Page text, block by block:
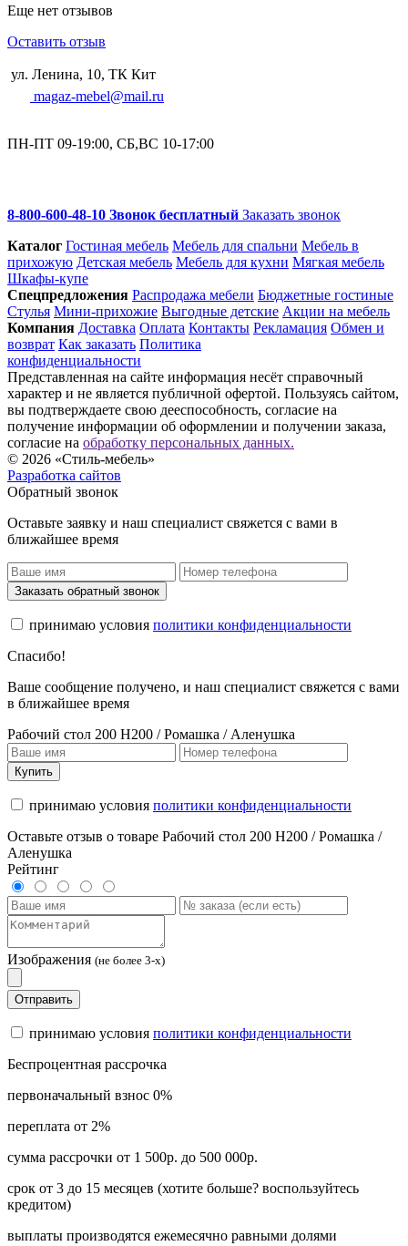
Еще нет отзывов
Оставить отзыв
ул. Ленина, 10, ТК Кит
magaz-mebel@mail.ru
ПН-ПТ 09-19:00, СБ,ВС 10-17:00
8-800-600-48-10 Звонок бесплатный Заказать звонок
Каталог Гостиная мебель Мебель для спальни Мебель в
прихожую Детская мебель Мебель для кухни Мягкая мебель
Шкафы-купе
Спец­предложения Распродажа мебели Бюджетные гостиные
Стулья Мини-прихожие Выгодные детские Акции на мебель
Компания Доставка Оплата Контакты Рекламация Обмен и
возврат Как заказать Политика
конфиденциальности
Представленная на сайте информация несёт справочный
характер и не является публичной офертой. Пользуясь сайтом,
вы подтверждаете свою дееспособность, согласие на
получение информации об оформлении и получении заказа,
согласие на обработку персональных данных.
© 2026 «Стиль-мебель»
Разработка сайтов
Обратный звонок
Оставьте заявку и наш специалист свяжется с вами в
ближайшее время
Заказать обратный звонок
принимаю условия политики конфиденциальности
Спасибо!
Ваше сообщение получено, и наш специалист свяжется с вами
в ближайшее время
Рабочий стол 200 Н200 / Ромашка / Аленушка
Купить
принимаю условия политики конфиденциальности
Оставьте отзыв о товаре Рабочий стол 200 Н200 / Ромашка /
Аленушка
Рейтинг
Изображения (не более 3-х)
Отправить
принимаю условия политики конфиденциальности
Беспроцентная рассрочка
первоначальный взнос 0%
переплата от 2%
сумма рассрочки от 1 500р. до 500 000р.
срок от 3 до 15 месяцев (хотите больше? воспользуйтесь
кредитом)
выплаты производятся ежемесячно равными долями